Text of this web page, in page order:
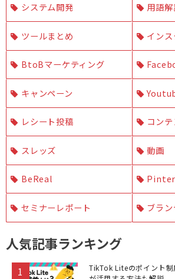
システム開発 用語
ツールまとめ イン
BtoBマーケティング
キャンペーン
レシート投稿 コン
スレッズ 動画
BeReal
セミナーレポート ブラ
人気記事ランキング
TikTok Liteのポイント